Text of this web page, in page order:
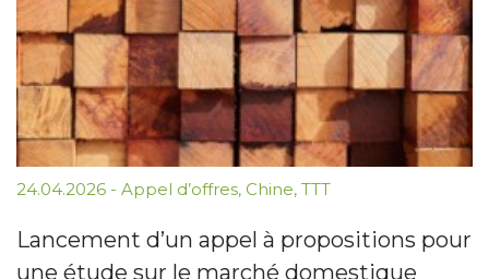
24.04.2026 - Appel d’offres, Chine, TTT
Lancement d’un appel à propositions pour
une étude sur le marché domestique